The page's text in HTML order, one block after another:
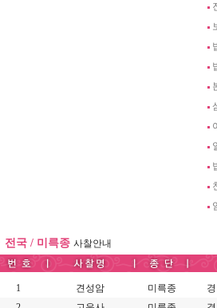
전국 / 미륵종 사찰안내
1 견성암 미륵종